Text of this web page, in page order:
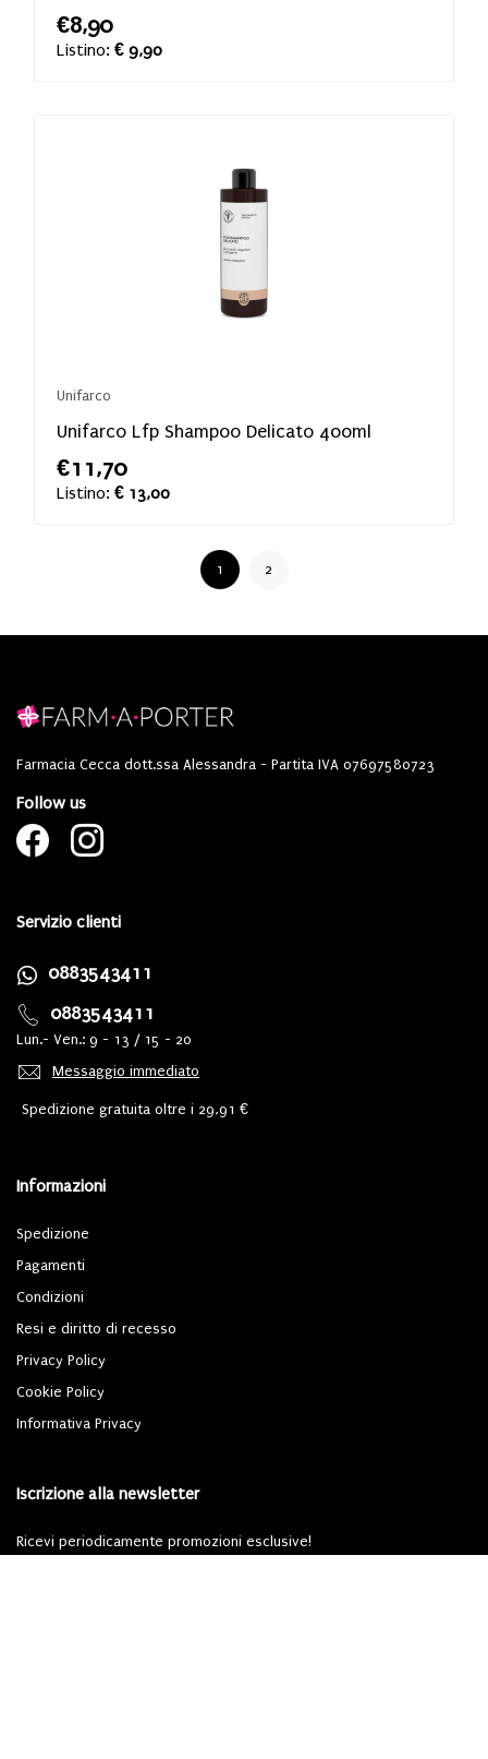
€8,90
Listino: € 9,90
Unifarco
Unifarco Lfp Shampoo Delicato 400ml
€11,70
Listino: € 13,00
1 2
Farmacia Cecca dott.ssa Alessandra - Partita IVA 07697580723
Follow us
Servizio clienti
0883543411
0883543411
Lun.- Ven.: 9 - 13 / 15 - 20
Messaggio immediato
Spedizione gratuita oltre i 29,91 €
Informazioni
Spedizione
Pagamenti
Condizioni
Resi e diritto di recesso
Privacy Policy
Cookie Policy
Informativa Privacy
Iscrizione alla newsletter
Ricevi periodicamente promozioni esclusive!